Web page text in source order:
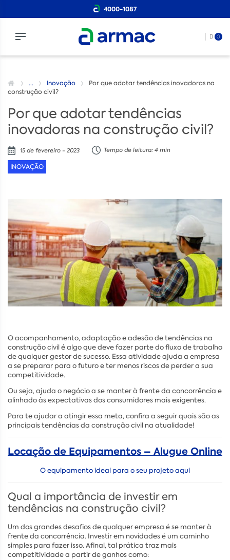
4000-1087
0
... Inovação
Por que adotar tendências inovadoras na
construção civil?
Por que adotar tendências
inovadoras na construção civil?
15 de fevereiro - 2023 Tempo de leitura: 4 min
INOVAÇÃO
O acompanhamento, adaptação e adesão de tendências na
construção civil é algo que deve fazer parte do fluxo de trabalho
de qualquer gestor de sucesso. Essa atividade ajuda a empresa
a se preparar para o futuro e ter menos riscos de perder a sua
competitividade.
Ou seja, ajuda o negócio a se manter à frente da concorrência e
alinhado às expectativas dos consumidores mais exigentes.
Para te ajudar a atingir essa meta, confira a seguir quais são as
principais tendências da construção civil na atualidade!
Locação de Equipamentos – Alugue Online
O equipamento ideal para o seu projeto aqui
Qual a importância de investir em
tendências na construção civil?
Um dos grandes desafios de qualquer empresa é se manter à
frente da concorrência. Investir em novidades é um caminho
simples para fazer isso. Afinal, tal prática traz mais
competitividade a partir de ganhos como: